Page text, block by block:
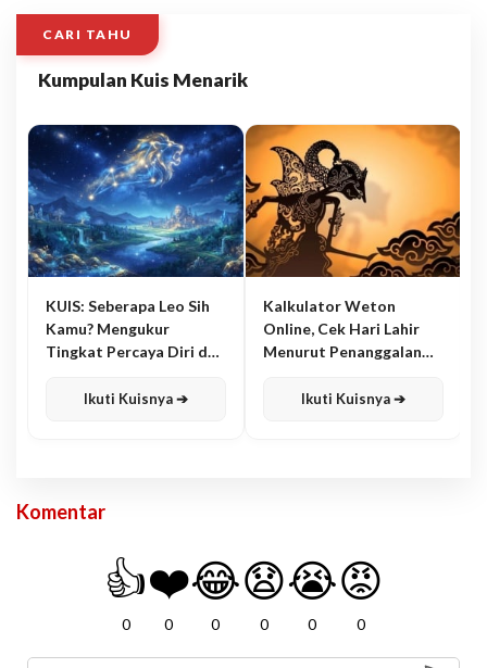
CARI TAHU
Kumpulan Kuis Menarik
KUIS: Seberapa Leo Sih
Kamu? Mengukur
Tingkat Percaya Diri dan
Ikuti Kuisnya ➔
Kalkulator Weton
Online, Cek Hari Lahir
Menurut Penanggalan
Ikuti Kuisnya ➔
Komentar
👍
0
❤️
0
😂
0
😧
0
😭
0
😡
0